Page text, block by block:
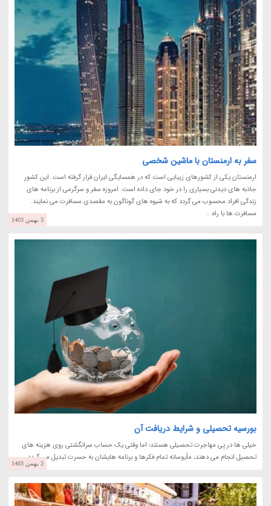
سفر به ارمنستان با ماشین شخصی
ارمنستان یکی از کشورهای زیبایی است که در همسایگی ایران قرار گرفته است. این کشور
جاذبه های دیدنی بسیاری را در خود جای داده است. امروزه سفر و سرگرمی از برنامه های
زندگی افراد محسوب می گردد که به شیوه های گوناگون به مقصدی مسافرت می نمایند.
مسافرت ها با راه...
3 بهمن 1403
بورسیه تحصیلی و شرایط دریافت آن
خیلی ها در پی مهاجرت تحصیلی هستند؛ اما وقتی یک حساب سرانگشتی روی هزینه های
تحصیل انجام می دهند، مأیوسانه تمام فکرها و برنامه هایشان به حسرت تبدیل می گردد.
2 بهمن 1403